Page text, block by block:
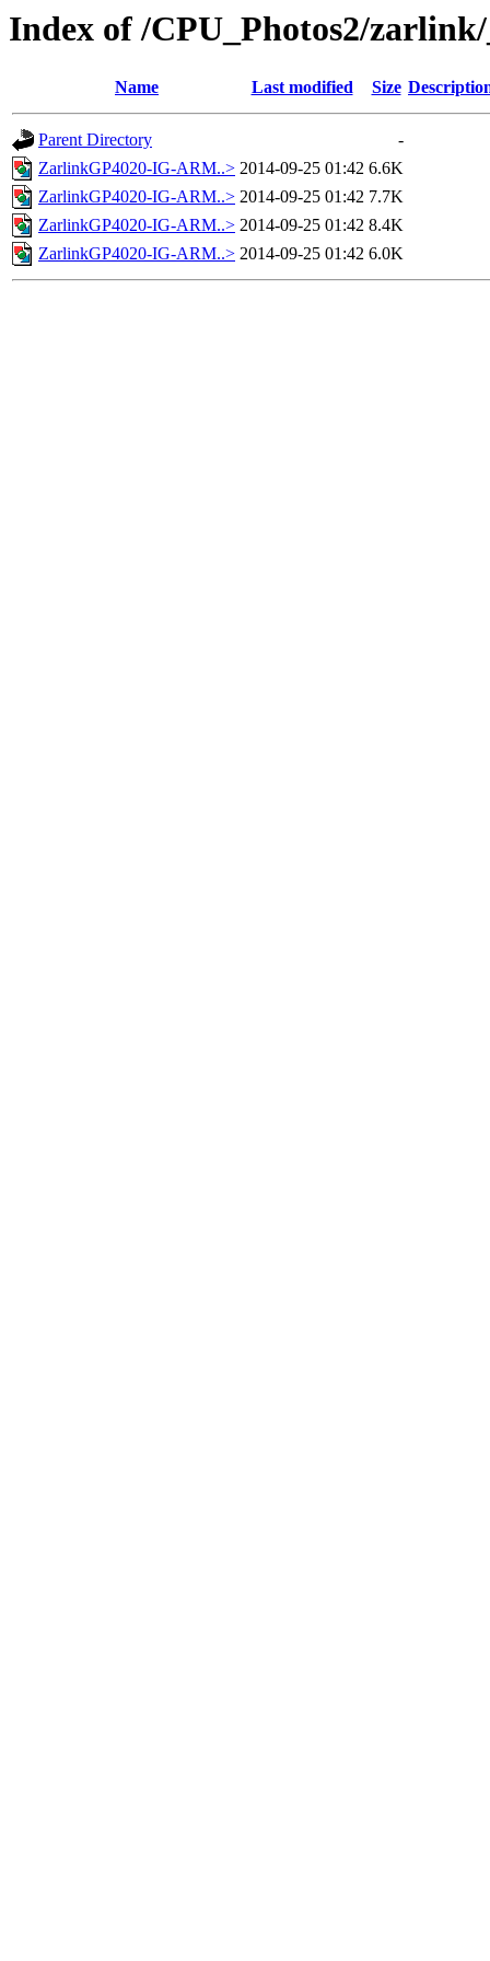
Index of /CPU_Photos2/zarlink/
Name Last modified Size
Parent Directory
-
ZarlinkGP4020-IG-ARM..> 2014-09-25 01:42 6.6K
ZarlinkGP4020-IG-ARM..> 2014-09-25 01:42 7.7K
ZarlinkGP4020-IG-ARM..> 2014-09-25 01:42 8.4K
ZarlinkGP4020-IG-ARM..> 2014-09-25 01:42 6.0K